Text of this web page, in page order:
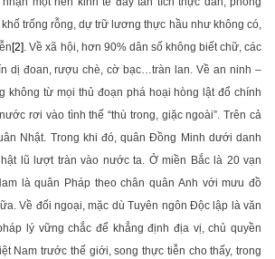
khố trống rỗng, dự trữ lương thực hầu như không có,
[2]. Về xã hội, hơn 90% dân số không biết chữ, các
dị đoan, rượu chè, cờ bạc…tràn lan. Về an ninh –
không từ mọi thủ đoạn phá hoại hòng lật đổ chính
rơi vào tình thế “thù trong, giặc ngoài”. Trên cả
Nhật. Trong khi đó, quân Đồng Minh dưới danh
lũ lượt tràn vào nước ta. Ở miền Bắc là 20 vạn
là quân Pháp theo chân quân Anh với mưu đồ
Về đối ngoại, mặc dù Tuyên ngôn Độc lập là văn
lý vững chắc để khẳng định địa vị, chủ quyền
Nam trước thế giới, song thực tiễn cho thấy, trong